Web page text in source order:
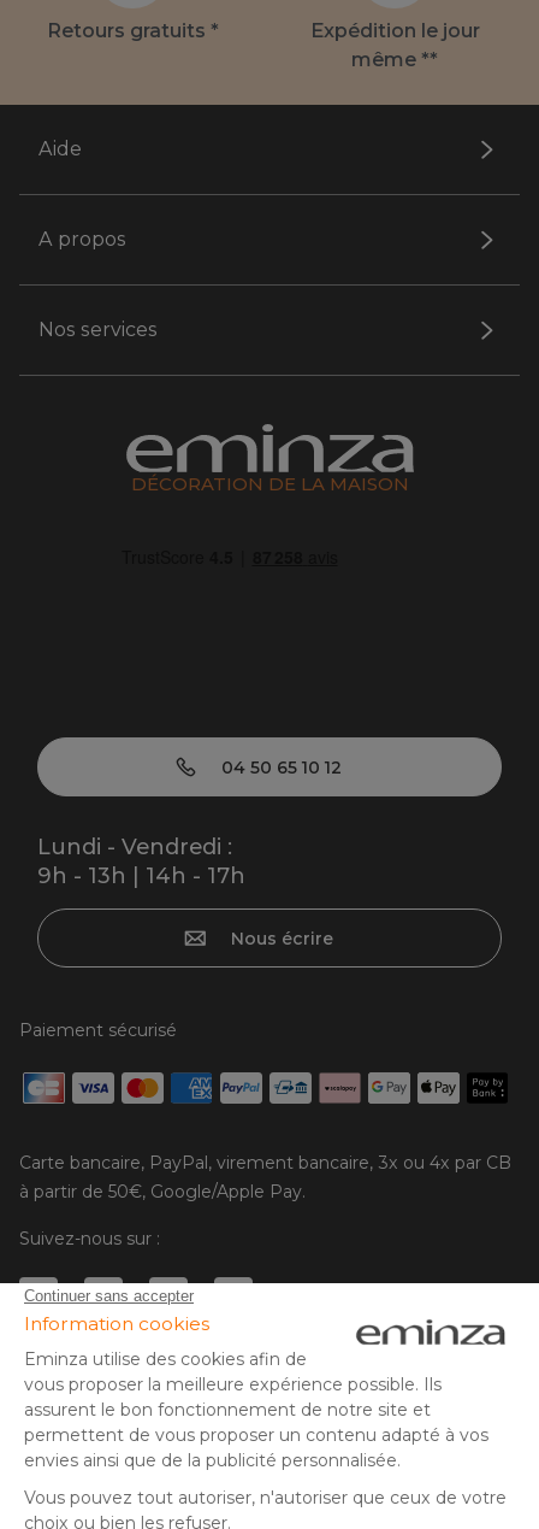
Retours gratuits *
Expédition le jour
même **
Aide
A propos
Nos services
DÉCORATION DE LA MAISON
04 50 65 10 12
Lundi - Vendredi :
9h - 13h | 14h - 17h
Nous écrire
Paiement sécurisé
Carte bancaire, PayPal, virement bancaire, 3x ou 4x par CB
à partir de 50€, Google/Apple Pay.
Suivez-nous sur :
© Copyright 2025 Eminza | Tous droits réservés |
ESPAÑA
ITALIE
DEUTSCHLAND
NEDERLAND
FRA
* Vous disposez de 30 jours (à compter de la réception ou du
retrait de votre colis) pour effectuer un retour de produits et
vous faire rembourser. Hors colis volumineux